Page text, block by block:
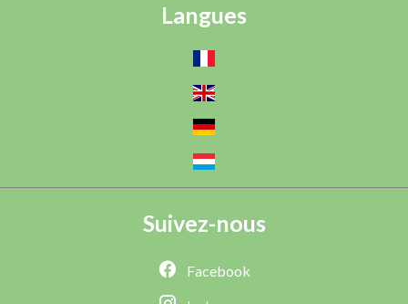
Langues
Suivez-nous
Facebook